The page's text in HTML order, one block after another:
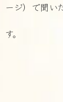
ージ）で聞い
す。